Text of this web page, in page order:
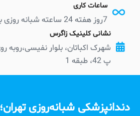
ساعات کاری
7روز هفته 24 ساعته شبانه روزی بدون تعطیلی
نشانی کلینیک زاگرس
پ 42، طبقه 1
دندانپزشکی شبانه‌روزی